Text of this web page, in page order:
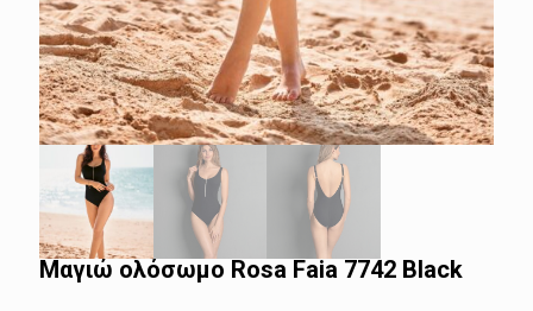
Μαγιώ ολόσωμο Rosa Faia 7742 Black